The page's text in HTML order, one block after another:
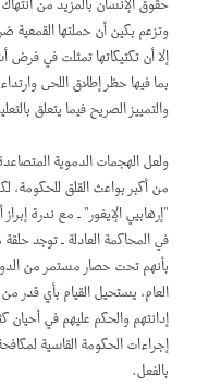
وتزعم بكين أن حملتها القمعية
إلا أن تكتيكاتها تمثلت في فرض
بما فيها حظر إطلاق اللحى
والتمييز الصريح فيما يتعلق
ولعل الهجمات الدموية
من أكبر بواعث القلق
"إرهابيي الإيغور" ـ مع ندرة
في المحاكمة العادلة ـ توجد
بأنهم تحت حصار مستمر من
العام، يستحيل القيام بأي قدر
إدانتهم والحكم عليهم في أحيان
إجراءات الحكومة القاسية
بالفعل.